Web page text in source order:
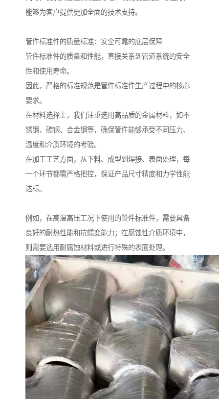
能够为客户提供更加全面的技术支持。
管件标准件的质量标准：安全可靠的底层保障
管件标准件的质量和性能，直接关系到管道系统的安全
性和使用寿命。
因此，严格的标准规范是管件标准件生产过程中的核心
要求。
在材料选择上，我们注重选用高品质的金属材料，如不
锈钢、碳钢、合金钢等，确保管件能够承受不同压力、
温度和介质环境的考验。
在加工工艺方面，从下料、成型到焊接、表面处理，每
一个环节都需严格把控，保证产品尺寸精度和力学性能
达标。
例如，在高温高压工况下使用的管件标准件，需要具备
良好的耐热性能和抗蠕变能力；在腐蚀性介质环境中，
则需要选用耐腐蚀材料或进行特殊的表面处理。